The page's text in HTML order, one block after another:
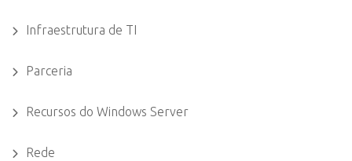
Infraestrutura de TI
Parceria
Recursos do Windows Server
Rede